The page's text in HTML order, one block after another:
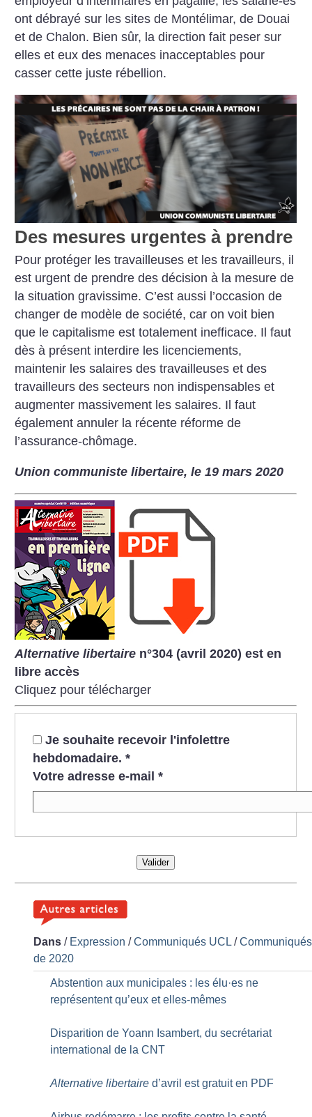
ont débrayé sur les sites de Montélimar, de Douai
et de Chalon. Bien sûr, la direction fait peser sur
elles et eux des menaces inacceptables pour
casser cette juste rébellion.
Des mesures urgentes à prendre
Pour protéger les travailleuses et les travailleurs, il
est urgent de prendre des décision à la mesure de
la situation gravissime. C’est aussi l’occasion de
changer de modèle de société, car on voit bien
que le capitalisme est totalement inefficace. Il faut
dès à présent interdire les licenciements,
maintenir les salaires des travailleuses et des
travailleurs des secteurs non indispensables et
augmenter massivement les salaires. Il faut
également annuler la récente réforme de
l’assurance-chômage.
Union communiste libertaire, le 19 mars 2020
Alternative libertaire n°304 (avril 2020) est en
libre accès
Cliquez pour télécharger
Je souhaite recevoir l'infolettre
hebdomadaire. *
Votre adresse e-mail *
Valider
Dans / Expression /Communiqués UCL /Communiqués
de 2020
Abstention aux municipales : les élu·es ne
représentent qu’eux et elles-mêmes
Disparition de Yoann Isambert, du secrétariat
international de la CNT
Alternative libertaire d’avril est gratuit en PDF